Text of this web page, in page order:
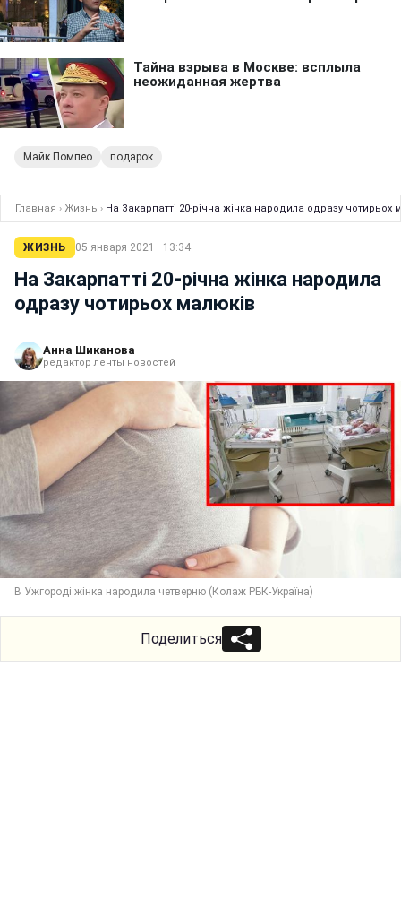
Майк Помпео подарок
Главная › Жизнь › На Закарпатті 20-річна жінка народила одразу чотирьох
ЖИЗНЬ 05 января 2021 · 13:34
На Закарпатті 20-річна жінка народила
одразу чотирьох малюків
Анна Шиканова
редактор ленты новостей
В Ужгороді жінка народила четверню (Колаж РБК-Україна)
Поделиться